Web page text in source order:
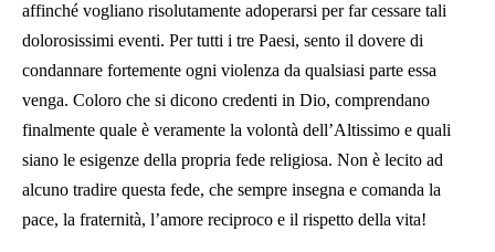
affinché vogliano risolutamente adoperarsi per far cessare tali
dolorosissimi eventi. Per tutti i tre Paesi, sento il dovere di
condannare fortemente ogni violenza da qualsiasi parte essa
venga. Coloro che si dicono credenti in Dio, comprendano
finalmente quale è veramente la volontà dell’Altissimo e quali
siano le esigenze della propria fede religiosa. Non è lecito ad
alcuno tradire questa fede, che sempre insegna e comanda la
pace, la fraternità, l’amore reciproco e il rispetto della vita!